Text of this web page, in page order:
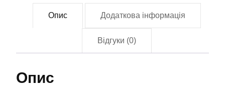
02281)
кількістьОпис Додаткова інформація
Відгуки (0)
Опис